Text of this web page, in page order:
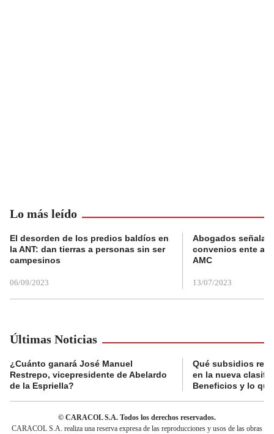
Lo más leído
El desorden de los predios baldíos en
la ANT: dan tierras a personas sin ser
campesinos
06/09/2023
Abogados
convenios ente
AMC
13/07/2023
Últimas Noticias
¿Cuánto ganará José Manuel
Restrepo, vicepresidente de Abelardo
de la Espriella?
Qué subsidios
en la nueva
Beneficios y lo
© CARACOL S.A. Todos los derechos reservados.
CARACOL S.A. realiza una reserva expresa de las reproducciones y usos de las obras